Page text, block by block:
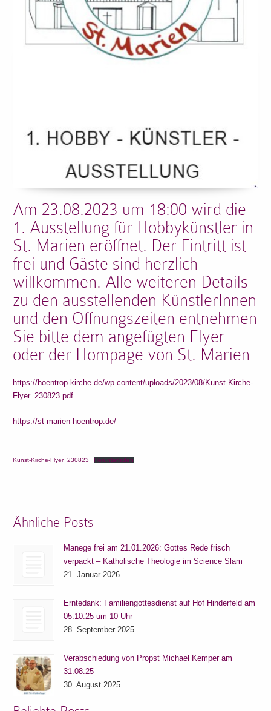
Am 23.08.2023 um 18:00 wird die
1. Ausstellung für Hobbykünstler in
St. Marien eröffnet. Der Eintritt ist
frei und Gäste sind herzlich
willkommen. Alle weiteren Details
zu den ausstellenden KünstlerInnen
und den Öffnungszeiten entnehmen
Sie bitte dem angefügten Flyer
oder der Hompage von St. Marien
https://hoentrop-kirche.de/wp-content/uploads/2023/08/Kunst-Kirche-
Flyer_230823.pdf
https://st-marien-hoentrop.de/
Kunst-Kirche-Flyer_230823 Herunterladen
Ähnliche Posts
Manege frei am 21.01.2026: Gottes Rede frisch
verpackt – Katholische Theologie im Science Slam
21. Januar 2026
Erntedank: Familiengottesdienst auf Hof Hinderfeld am
05.10.25 um 10 Uhr
28. September 2025
Verabschiedung von Propst Michael Kemper am
31.08.25
30. August 2025